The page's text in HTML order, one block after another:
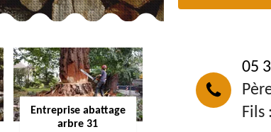
Entreprise abattage
arbre 31
05
Fils :